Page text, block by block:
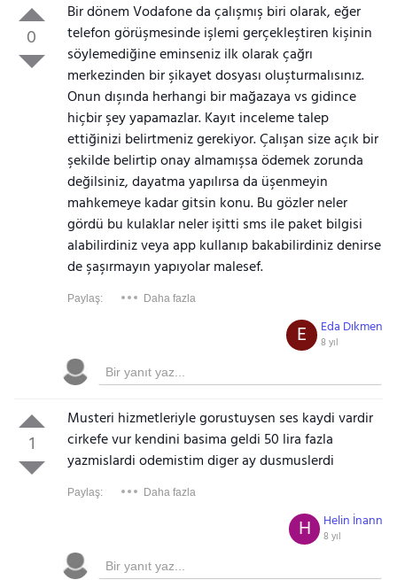
0
Bir dönem Vodafone da çalışmış biri olarak, eğer
telefon görüşmesinde işlemi gerçekleştiren kişinin
söylemediğine eminseniz ilk olarak çağrı
merkezinden bir şikayet dosyası oluşturmalısınız.
Onun dışında herhangi bir mağazaya vs gidince
hiçbir şey yapamazlar. Kayıt inceleme talep
ettiğinizi belirtmeniz gerekiyor. Çalışan size açık bir
şekilde belirtip onay almamışsa ödemek zorunda
değilsiniz, dayatma yapılırsa da üşenmeyin
mahkemeye kadar gitsin konu. Bu gözler neler
gördü bu kulaklar neler işitti sms ile paket bilgisi
alabilirdiniz veya app kullanıp bakabilirdiniz denirse
de şaşırmayın yapıyolar malesef.
Paylaş: Daha fazla
Eda Dıkmen
8 yıl
E
1
Musteri hizmetleriyle gorustuysen ses kaydi vardir
cirkefe vur kendini basima geldi 50 lira fazla
yazmislardi odemistim diger ay dusmuslerdi
Paylaş: Daha fazla
Helin İnann
8 yıl
H